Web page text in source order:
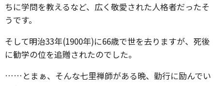
ちに学問を教えるなど、広く敬愛された人格者だったそ
うです。
そして明治33年(1900年)に66歳で世を去りますが、死後
に勧学の位を追贈されたのでした。
……とまぁ、そんな七里禅師がある晩、勤行に励んでい